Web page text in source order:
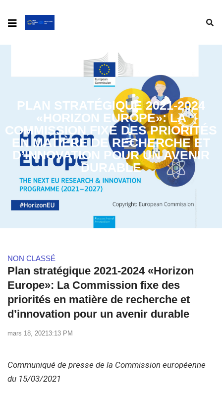
PLAN STRATÉGIQUE 2021-2024
«HORIZON EUROPE»: LA
COMMISSION FIXE DES PRIORITÉS
EN MATIÈRE DE RECHERCHE ET
D’INNOVATION POUR UN AVENIR
DURABLE
NON CLASSÉ
Plan stratégique 2021-2024 «Horizon
Europe»: La Commission fixe des
priorités en matière de recherche et
d’innovation pour un avenir durable
mars 18, 20213:13 PM
Communiqué de presse de la Commission européenne
du 15/03/2021